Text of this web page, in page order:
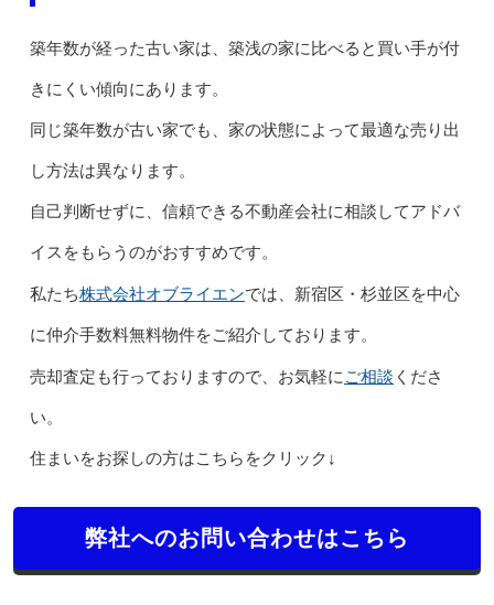
築年数が経った古い家は、築浅の家に比べると買い手が付
きにくい傾向にあります。
同じ築年数が古い家でも、家の状態によって最適な売り出
し方法は異なります。
自己判断せずに、信頼できる不動産会社に相談してアドバ
イスをもらうのがおすすめです。
私たち株式会社オブライエンでは、新宿区・杉並区を中心
に仲介手数料無料物件をご紹介しております。
売却査定も行っておりますので、お気軽に ご相談 くださ
い。
住まいをお探しの方はこちらをクリック↓
弊社へのお問い合わせはこちら